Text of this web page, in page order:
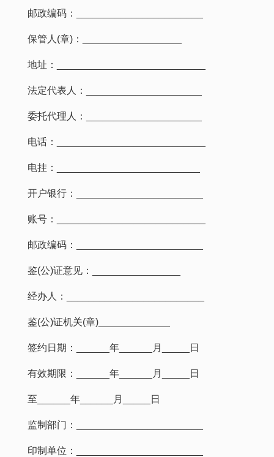
邮政编码：_______________________
保管人(章)：__________________
地址：___________________________
法定代表人：_____________________
委托代理人：_____________________
电话：___________________________
电挂：__________________________
开户银行：_______________________
账号：___________________________
邮政编码：_______________________
鉴(公)证意见：________________
经办人：_________________________
鉴(公)证机关(章)_____________
签约日期：______年______月_____日
有效期限：______年______月_____日
至______年______月_____日
监制部门：_______________________
印制单位：_______________________